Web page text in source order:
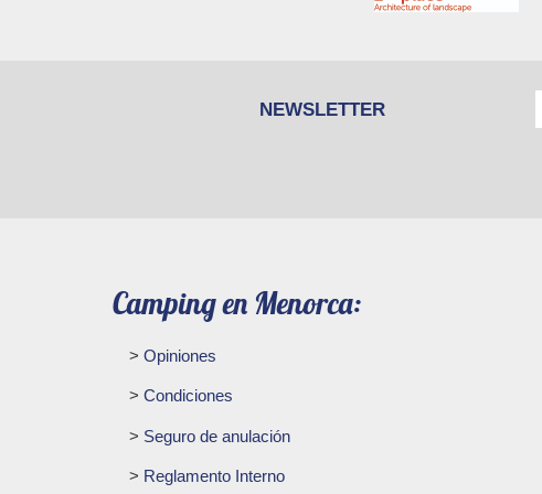
NEWSLETTER
Camping en Menorca:
Opiniones
Condiciones
Seguro de anulación
Reglamento Interno